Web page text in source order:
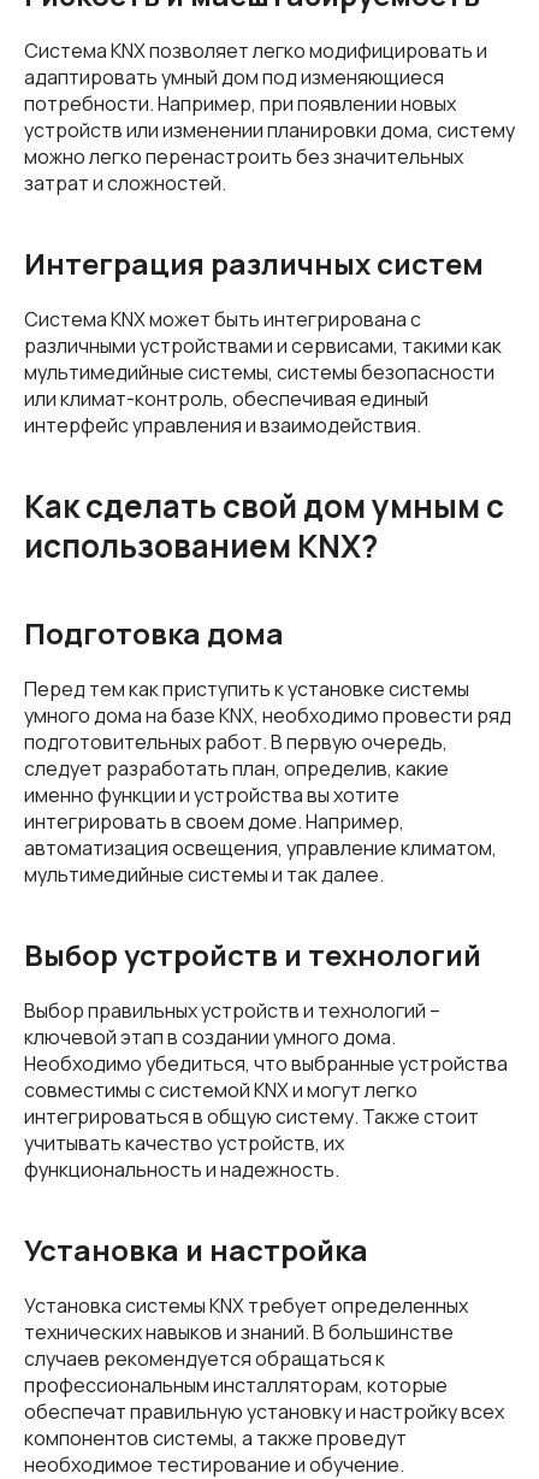
Система KNX позволяет легко модифицировать и
адаптировать умный дом под изменяющиеся
потребности. Например, при появлении новых
устройств или изменении планировки дома, систему
можно легко перенастроить без значительных
затрат и сложностей.
Интеграция различных систем
Система KNX может быть интегрирована с
различными устройствами и сервисами, такими как
мультимедийные системы, системы безопасности
или климат-контроль, обеспечивая единый
интерфейс управления и взаимодействия.
Как сделать свой дом умным с
использованием KNX?
Подготовка дома
Перед тем как приступить к установке системы
умного дома на базе KNX, необходимо провести ряд
подготовительных работ. В первую очередь,
следует разработать план, определив, какие
именно функции и устройства вы хотите
интегрировать в своем доме. Например,
автоматизация освещения, управление климатом,
мультимедийные системы и так далее.
Выбор устройств и технологий
Выбор правильных устройств и технологий –
ключевой этап в создании умного дома.
Необходимо убедиться, что выбранные устройства
совместимы с системой KNX и могут легко
интегрироваться в общую систему. Также стоит
учитывать качество устройств, их
функциональность и надежность.
Установка и настройка
Установка системы KNX требует определенных
технических навыков и знаний. В большинстве
случаев рекомендуется обращаться к
профессиональным инсталляторам, которые
обеспечат правильную установку и настройку всех
компонентов системы, а также проведут
необходимое тестирование и обучение.